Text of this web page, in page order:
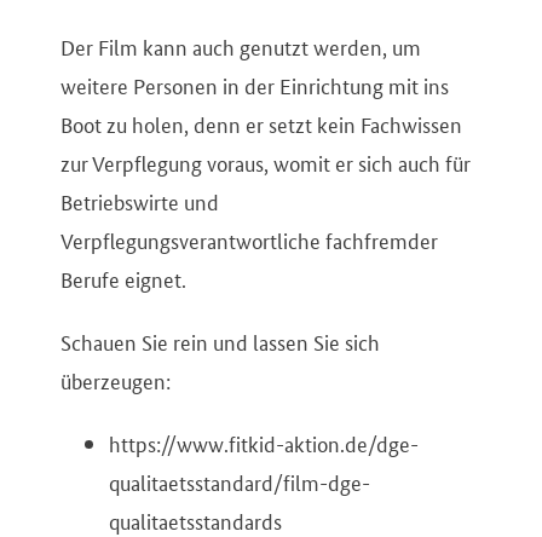
Der Film kann auch genutzt werden, um
weitere Personen in der Einrichtung mit ins
Boot zu holen, denn er setzt kein Fachwissen
zur Verpflegung voraus, womit er sich auch für
Betriebswirte und
Verpflegungsverantwortliche fachfremder
Berufe eignet.
Schauen Sie rein und lassen Sie sich
überzeugen:
https://www.fitkid-aktion.de/dge-
qualitaetsstandard/film-dge-
qualitaetsstandards